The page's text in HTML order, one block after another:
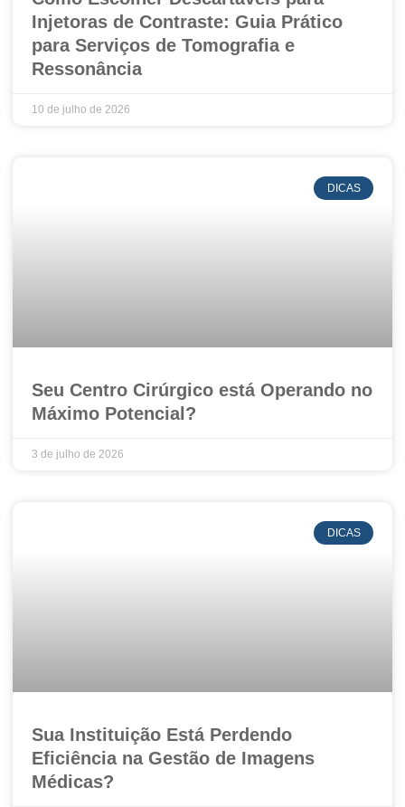
Injetoras de Contraste: Guia Prático
para Serviços de Tomografia e
Ressonância
10 de julho de 2026
DICAS
Seu Centro Cirúrgico está Operando no
Máximo Potencial?
3 de julho de 2026
DICAS
Sua Instituição Está Perdendo
Eficiência na Gestão de Imagens
Médicas?